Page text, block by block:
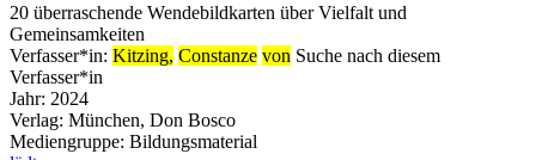
20 überraschende Wendebildkarten über Vielfalt und
Gemeinsamkeiten
Verfasser*in: Kitzing, Constanze von Suche nach diesem
Verfasser*in
Jahr: 2024
Verlag: München, Don Bosco
Mediengruppe: Bildungsmaterial